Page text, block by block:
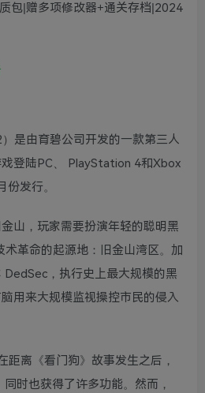
包|赠多项修改器+通关存档|2024
是由育碧公司开发的一款第三人
登陆PC、 PlayStation 4和Xbox
发行。
山，玩家需要扮演年轻的聪明黑
术革命的起源地：旧金山湾区。加
，执行史上最大规模的黑
用来大规模监视操控市民的侵入
距离《看门狗》故事发生之后，
时也获得了许多功能。然而，